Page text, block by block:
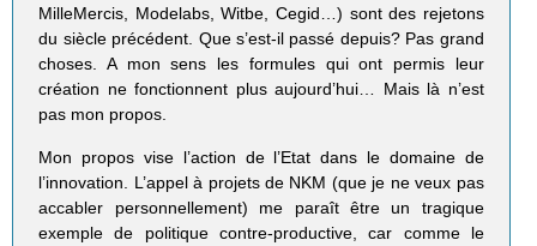
MilleMercis, Modelabs, Witbe, Cegid…) sont des rejetons
du siècle précédent. Que s’est-il passé depuis? Pas grand
choses. A mon sens les formules qui ont permis leur
création ne fonctionnent plus aujourd’hui… Mais là n’est
pas mon propos.
Mon propos vise l’action de l’Etat dans le domaine de
l’innovation. L’appel à projets de NKM (que je ne veux pas
accabler personnellement) me paraît être un tragique
exemple de politique contre-productive, car comme le